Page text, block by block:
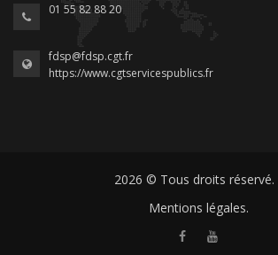
01 55 82 88 20
fdsp@fdsp.cgt.fr
https://www.cgtservicespublics.fr
2026 © Tous droits réservé.
Mentions légales.